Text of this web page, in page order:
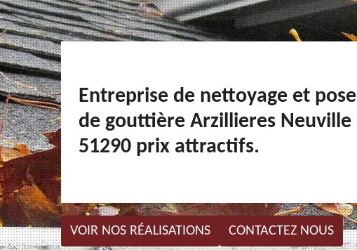
Entreprise de nettoyage et pose
de gouttière Arzillieres Neuville
51290 prix attractifs.
VOIR NOS RÉALISATIONS CONTACTEZ NOUS